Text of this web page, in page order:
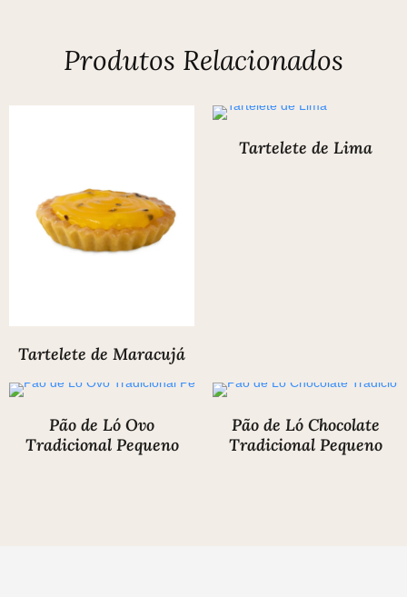
Produtos Relacionados
Tartelete de Maracujá
Tartelete de Lima
Pão de Ló Ovo
Tradicional Pequeno
Pão de Ló Chocolate
Tradicional Pequeno